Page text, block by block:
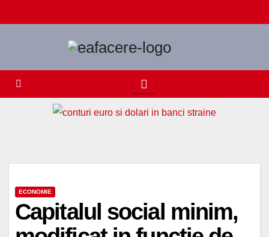
to
ECONOMIE
Capitalul social minim,